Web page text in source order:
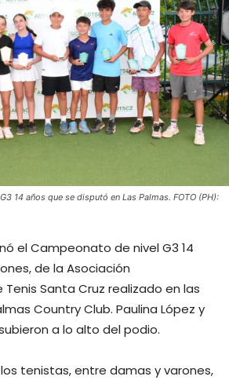
14 años que se disputó en Las Palmas. FOTO (PH):
el Campeonato de nivel G3 14
de la Asociación
Santa Cruz realizado en las
Country Club. Paulina López y
a lo alto del podio.
tenistas, entre damas y varones,